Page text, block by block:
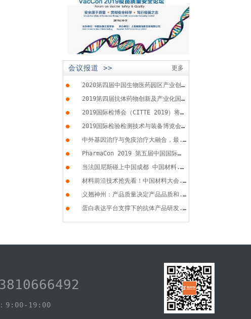
会议报道 >> 更多
●
2020第四届中国生物医药园区产业创...
●
2019第四届抗体药物创新及产业化国...
●
2019国际检博会（CITTE 2019）将于...
●
2019国际检验检测技术与装备博览会...
●
中外基因治疗与免疫治疗大融合，最...
●
PharmaCon 2019 第五届中国国际化...
●
当法国尼斯碰上中国成都 中国材料...
●
材料前沿技术抢先看！中国材料大会...
●
义翘神州：产品质量决定产品品质和...
●
蛋白表达平台支撑下的抗体产品研发...
：9:00-19:00